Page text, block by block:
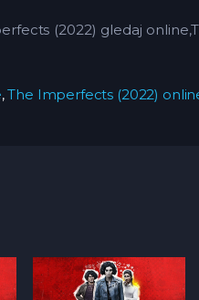
(2022) gledaj
,The Imperfects (2022)